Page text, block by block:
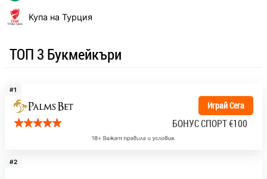
Купа на Турция
ТОП 3 Букмейкъри
#1
Играй Сега
БОНУС СПОРТ€100
#2